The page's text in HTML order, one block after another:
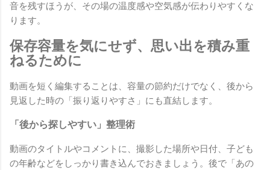
音を残すほうが、その場の温度感や空気感が伝わりやすくな
ります。
保存容量を気にせず、思い出を積み重
ねるために
動画を短く編集することは、容量の節約だけでなく、後から
見返した時の「振り返りやすさ」にも直結します。
「後から探しやすい」整理術
動画のタイトルやコメントに、撮影した場所や日付、子ども
の年齢などをしっかり書き込んでおきましょう。後で「あの